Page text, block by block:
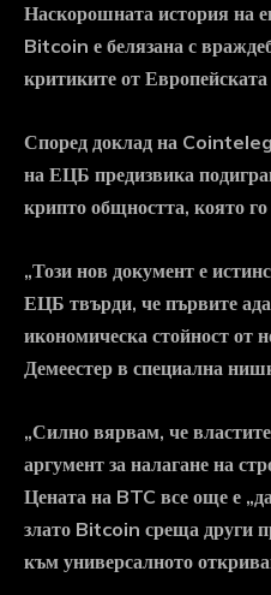
Наскорошната история на
Bitcoin е белязана с
критиките от
Според доклад на
на ЕЦБ предизвика
крипто общността, която
„Този нов документ е
ЕЦБ твърди, че първите
икономическа стойност от
Демеестер в специална
„Силно вярвам, че
аргумент за налагане на
Цената на BTC все още е
злато Bitcoin среща други
към универсалното